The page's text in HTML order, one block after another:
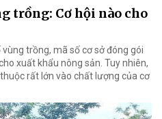
trồng: Cơ hội nào cho
trồng, mã số cơ sở đóng gói
xuất khẩu nông sản. Tuy nhiên,
rất lớn vào chất lượng của cơ